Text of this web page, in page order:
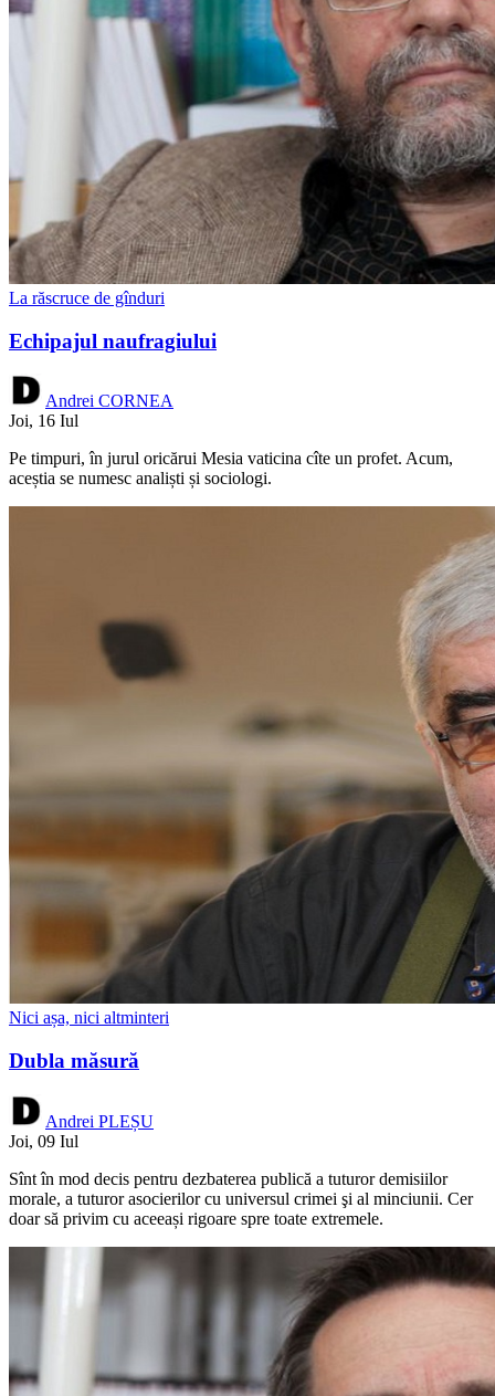
La răscruce de gînduri
Echipajul naufragiului
Andrei CORNEA
Joi, 16 Iul
Pe timpuri, în jurul oricărui Mesia vaticina cîte un profet. Acum,
aceștia se numesc analiști și sociologi.
Nici așa, nici altminteri
Dubla măsură
Andrei PLEȘU
Joi, 09 Iul
Sînt în mod decis pentru dezbaterea publică a tuturor demisiilor
morale, a tuturor asocierilor cu universul crimei şi al minciunii. Cer
doar să privim cu aceeași rigoare spre toate extremele.